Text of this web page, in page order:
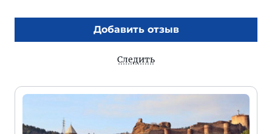
Добавить отзыв
Следить